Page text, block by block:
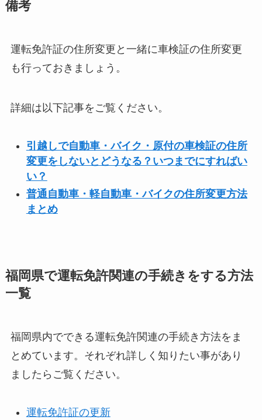
備考
運転免許証の住所変更と一緒に車検証の住所変更
も行っておきましょう。
詳細は以下記事をご覧ください。
引越しで自動車・バイク・原付の車検証の住所
変更をしないとどうなる？いつまでにすればい
い？
普通自動車・軽自動車・バイクの住所変更方法
まとめ
福岡県で運転免許関連の手続きをする方法
一覧
福岡県内でできる運転免許関連の手続き方法をま
とめています。それぞれ詳しく知りたい事があり
ましたらご覧ください。
運転免許証の更新